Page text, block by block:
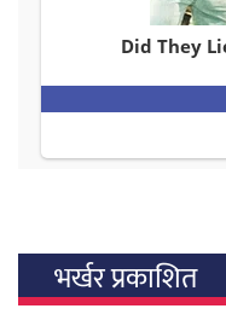
भर्खर प्रकाशित